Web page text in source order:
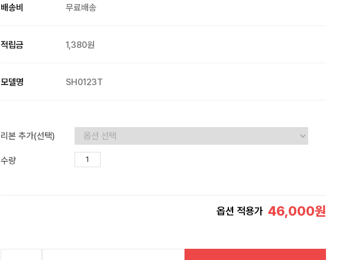
배송비 무료배송
적립금 1,380원
모델명 SH0123T
리본 추가(선택)
수량
옵션 적용가 46,000원